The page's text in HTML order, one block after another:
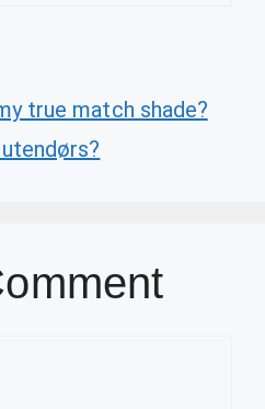
true match shade?